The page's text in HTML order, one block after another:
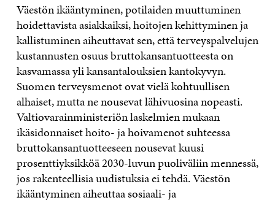
Väestön ikääntyminen, potilaiden muuttuminen
hoidettavista asiakkaiksi, hoitojen kehittyminen ja
kallistuminen aiheuttavat sen, että terveyspalvelujen
kustannusten osuus bruttokansantuotteesta on
kasvamassa yli kansantalouksien kantokyvyn.
Suomen terveysmenot ovat vielä kohtuullisen
alhaiset, mutta ne nousevat lähivuosina nopeasti.
Valtiovarainministeriön laskelmien mukaan
ikäsidonnaiset hoito- ja hoivamenot suhteessa
bruttokansantuotteeseen nousevat kuusi
prosenttiyksikköä 2030-luvun puoliväliin mennessä,
jos rakenteellisia uudistuksia ei tehdä. Väestön
ikääntyminen aiheuttaa sosiaali- ja